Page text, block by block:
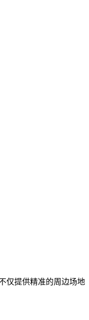
仅提供精准的周边场地